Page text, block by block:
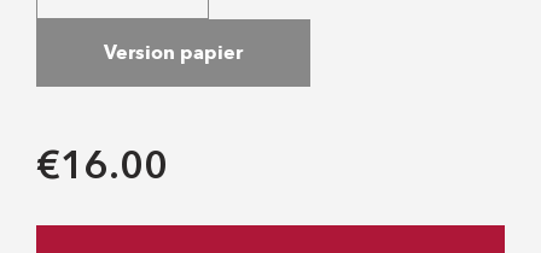
Version papier
€16.00